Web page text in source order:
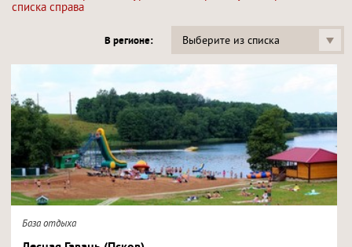
списка справа
В регионе: Выберите из списка
База отдыха